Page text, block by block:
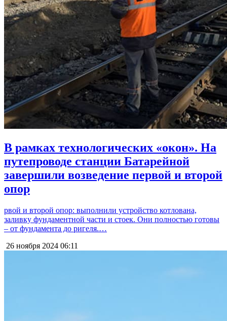
В рамках технологических «окон». На
путепроводе станции Батарейной
завершили возведение первой и второй
опор
рвой и второй опор: выполнили устройство котлована,
заливку фундаментной части и стоек. Они полностью готовы
– от фундамента до ригеля.…
26 ноября 2024 06:11